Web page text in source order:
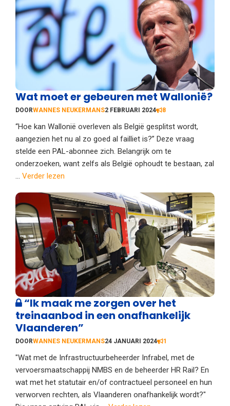
Wat moet er gebeuren met Wallonië?
DOORWANNES NEUKERMANS2 FEBRUARI 2024 8
“Hoe kan Wallonië overleven als België gesplitst wordt,
aangezien het nu al zo goed al failliet is?” Deze vraag
stelde een PAL-abonnee zich. Belangrijk om te
onderzoeken, want zelfs als België ophoudt te bestaan, zal
... Verder lezen
“Ik maak me zorgen over het
treinaanbod in een onafhankelijk
Vlaanderen”
DOORWANNES NEUKERMANS24 JANUARI 2024 1
"Wat met de Infrastructuurbeheerder Infrabel, met de
vervoersmaatschappij NMBS en de beheerder HR Rail? En
wat met het statutair en/of contractueel personeel en hun
verworven rechten, als Vlaanderen onafhankelijk wordt?"